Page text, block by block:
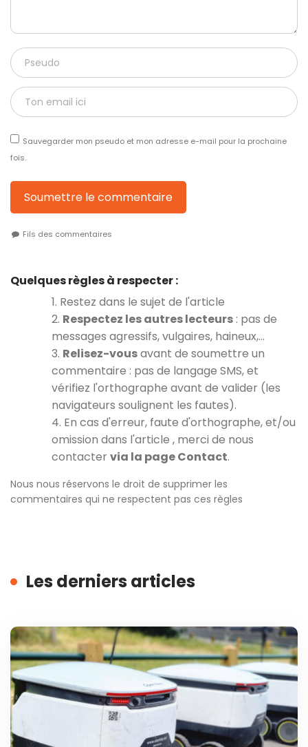
Sauvegarder mon pseudo et mon adresse e-mail pour la prochaine
fois.
Soumettre le commentaire
Fils des commentaires
Quelques règles à respecter :
1. Restez dans le sujet de l'article
2. Respectez les autres lecteurs : pas de
messages agressifs, vulgaires, haineux,…
3. Relisez-vousavant de soumettre un
commentaire : pas de langage SMS, et
vérifiez l'orthographe avant de valider (les
navigateurs soulignent les fautes).
4. En cas d'erreur, faute d'orthographe, et/ou
omission dans l'article , merci de nous
contacter via la page Contact.
Nous nous réservons le droit de supprimer les
commentaires qui ne respectent pas ces règles
Les derniers articles